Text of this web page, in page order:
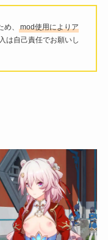
、
mod使用によりア
は自己責任でお願いし